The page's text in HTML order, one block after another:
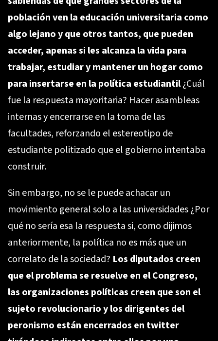
población ven la educación universitaria como
algo lejano y que otros tantos, que pueden
acceder, apenas si les alcanza la vida para
trabajar, estudiar y mantener un hogar como
para insertarse en la política estudiantil¿Cuál
fue la respuesta mayoritaria? Hacer asambleas
internas y encerrarse en la toma de las
facultades, reforzando el estereotipo de
estudiante politizado que el gobierno intentaba
construir.
Sin embargo, no se le puede achacar un
movimiento general solo a las universidades ¿Por
qué no sería esa la respuesta si, como dijimos
anteriormente, la política no es más que un
correlato de la sociedad? Los diputados creen
que el problema se resuelve en el Congreso,
las organizaciones políticas creen que son el
sujeto revolucionario y los dirigentes del
peronismo están encerrados en twitter